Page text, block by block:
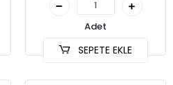
Adet
SEPETE EKLE